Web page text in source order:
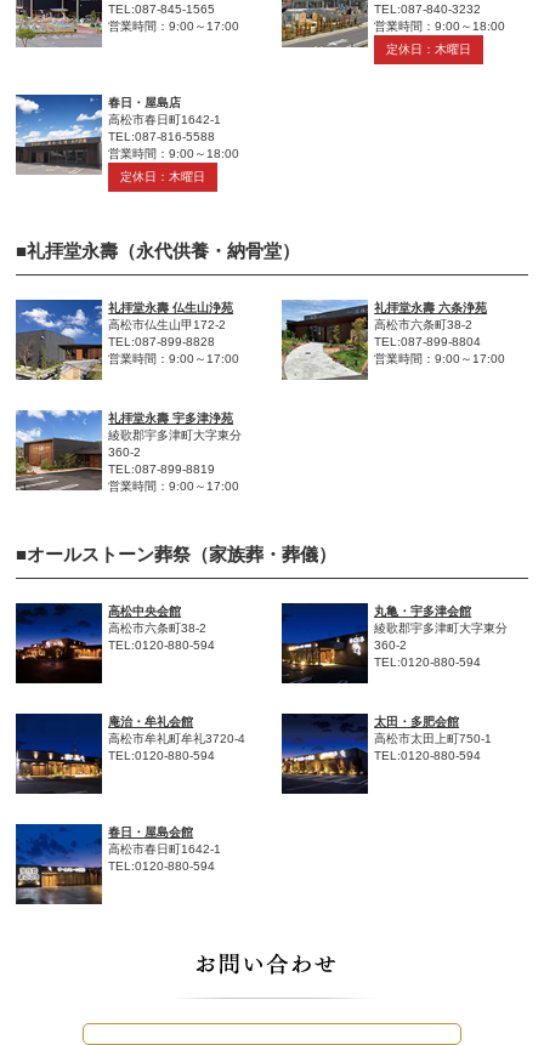
TEL:087-845-1565
営業時間：9:00～17:00
TEL:087-840-3232
営業時間：9:00～18:00
定休日：木曜日
春日・屋島店
高松市春日町1642-1
TEL:087-816-5588
営業時間：9:00～18:00
定休日：木曜日
■礼拝堂永壽（永代供養・納骨堂）
礼拝堂永壽 仏生山浄苑
高松市仏生山甲172-2
TEL:087-899-8828
営業時間：9:00～17:00
礼拝堂永壽 六条浄苑
高松市六条町38-2
TEL:087-899-8804
営業時間：9:00～17:00
礼拝堂永壽 宇多津浄苑
綾歌郡宇多津町大字東分
360-2
TEL:087-899-8819
営業時間：9:00～17:00
■オールストーン葬祭（家族葬・葬儀）
高松中央会館
高松市六条町38-2
TEL:0120-880-594
丸亀・宇多津会館
綾歌郡宇多津町大字東分
360-2
TEL:0120-880-594
庵治・牟礼会館
高松市牟礼町牟礼3720-4
TEL:0120-880-594
太田・多肥会館
高松市太田上町750-1
TEL:0120-880-594
春日・屋島会館
高松市春日町1642-1
TEL:0120-880-594